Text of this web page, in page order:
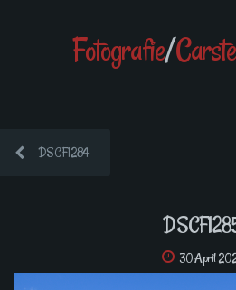
Fotografie/
DSCF1284
30 April